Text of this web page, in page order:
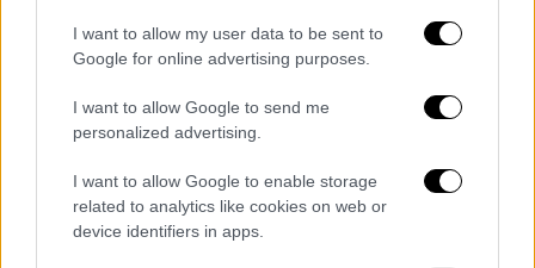
I want to allow my user data to be sent to
Google for online advertising purposes.
I want to allow Google to send me
personalized advertising.
I want to allow Google to enable storage
related to analytics like cookies on web or
device identifiers in apps.
Η ανάρτηση της Δώρας Τσαμπάζη
ΟΛΕΣ ΟΙ ΕΙΔΗΣΕΙΣ
Πέθανε ο Αλέξανδρος Νικολαΐδης: Ήταν
αναπληρωτής εκπρόσωπος Τύπου του
ΣΥΡΙΖΑ και δις αργυρός Ολυμπιονίκης